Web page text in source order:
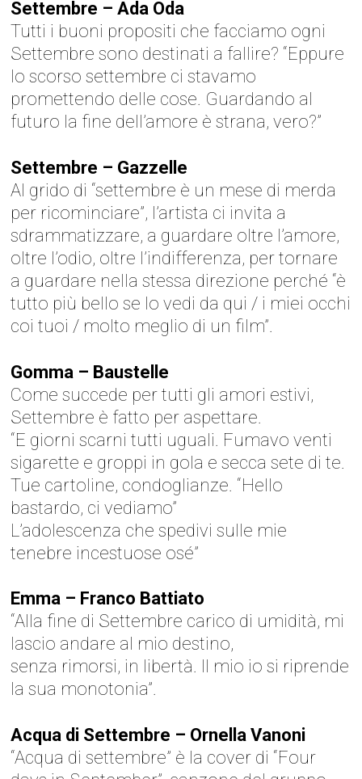
Settembre – Ada Oda
Tutti i buoni propositi che facciamo ogni
Settembre sono destinati a fallire? “Eppure
lo scorso settembre ci stavamo
promettendo delle cose. Guardando al
futuro la fine dell’amore è strana, vero?”
Settembre – Gazzelle
Al grido di “settembre è un mese di merda
per ricominciare”, l’artista ci invita a
sdrammatizzare, a guardare oltre l’amore,
oltre l’odio, oltre l’indifferenza, per tornare
a guardare nella stessa direzione perché “è
tutto più bello se lo vedi da qui / i miei occhi
coi tuoi / molto meglio di un film”.
Gomma – Baustelle
Come succede per tutti gli amori estivi,
Settembre è fatto per aspettare.
“E giorni scarni tutti uguali. Fumavo venti
sigarette e groppi in gola e secca sete di te.
Tue cartoline, condoglianze. “Hello
bastardo, ci vediamo”
L’adolescenza che spedivi sulle mie
tenebre incestuose osé”
Emma – Franco Battiato
“Alla fine di Settembre carico di umidità, mi
lascio andare al mio destino,
senza rimorsi, in libertà. Il mio io si riprende
la sua monotonia”.
Acqua di Settembre – Ornella Vanoni
“Acqua di settembre” è la cover di “Four